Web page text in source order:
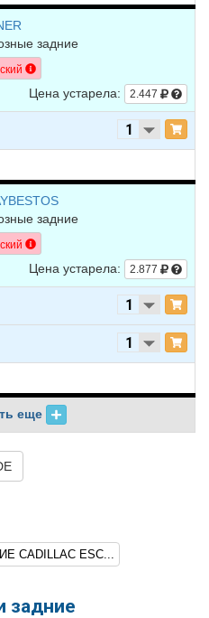
задние
Цена устарела: 2.447
задние
Цена устарела: 2.877
еще
ESC...
задние